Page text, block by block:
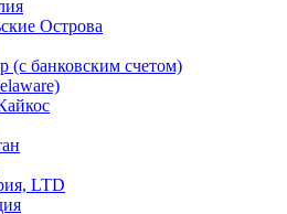
Острова
(c банковским счетом)
LTD